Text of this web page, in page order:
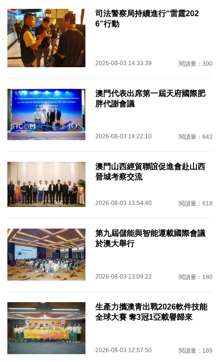
司法警察局持續進行“雷霆202
6”行動
2026-08-03 14:33:39 閱讀量：300
澳門代表出席第一屆天府國際肥
胖代謝會議
2026-08-03 14:22:10 閱讀量：642
澳門山西經貿聯誼促進會赴山西
晉城考察交流
2026-08-03 13:54:40 閱讀量：618
第九屆儲能與智能運載國際會議
於澳大舉行
2026-08-03 13:09:22 閱讀量：180
生產力攜澳青出戰2026軟件技能
全球大賽 奪3冠1亞載譽歸來
2026-08-03 12:57:50 閱讀量：189